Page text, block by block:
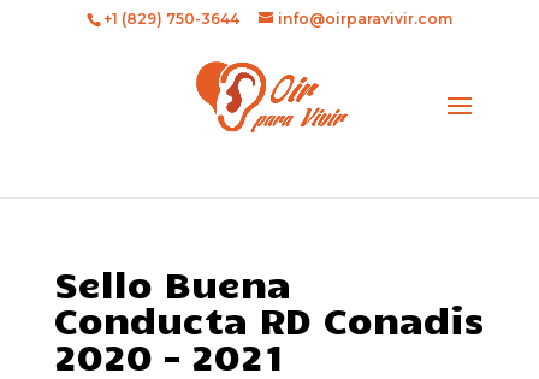
+1 (829) 750-3644 info@oirparavivir.com
Sello Buena
Conducta RD Conadis
2020 – 2021